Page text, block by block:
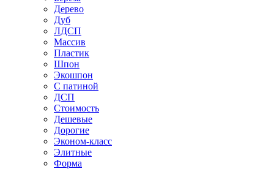
Дерево
Дуб
ЛДСП
Массив
Пластик
Шпон
Экошпон
С патиной
ДСП
Стоимость
Дешевые
Дорогие
Эконом-класс
Элитные
Форма